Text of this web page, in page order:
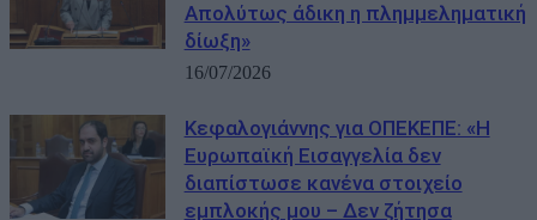
Απολύτως άδικη η πλημμεληματική
δίωξη»
16/07/2026
Κεφαλογιάννης για ΟΠΕΚΕΠΕ: «Η
Ευρωπαϊκή Εισαγγελία δεν
διαπίστωσε κανένα στοιχείο
εμπλοκής μου – Δεν ζήτησα